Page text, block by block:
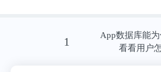
A君今年快50了，前不久和其他
1
App数据库能
看看用户